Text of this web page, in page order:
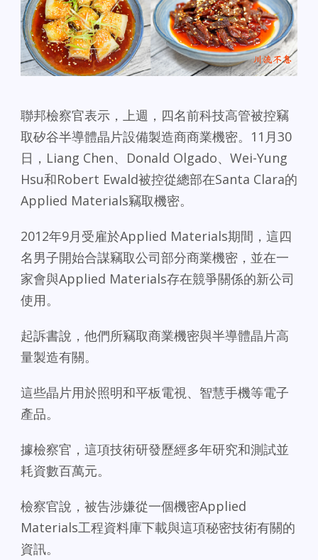
聯邦檢察官表示，上週，四名前科技高管被控竊
取矽谷半導體晶片設備製造商商業機密。 11月30
日，Liang Chen、Donald Olgado、Wei-Yung
Hsu和Robert Ewald被控從總部在Santa Clara的
Applied Materials竊取機密。
2012年9月受雇於Applied Materials期間，這四
名男子開始合謀竊取公司部分商業機密，並在一
家會與Applied Materials存在競爭關係的新公司
使用。
起訴書說，他們所竊取商業機密與半導體晶片高
量製造有關。
這些晶片用於照明和平板電視、智慧手機等電子
產品。
據檢察官，這項技術研發歷經多年研究和測試並
耗資數百萬元。
檢察官說，被告涉嫌從一個機密Applied
Materials工程資料庫下載與這項秘密技術有關的
資訊。